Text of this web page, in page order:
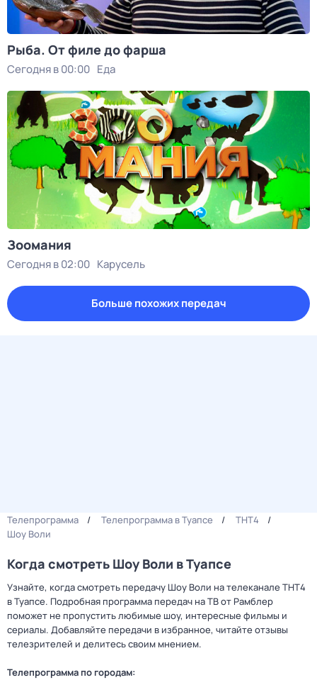
Рыба. От филе до фарша
Сегодня в 00:00 Еда
Зоомания
Сегодня в 02:00 Карусель
Больше похожих передач
Телепрограмма Телепрограмма в Туапсе
ТНТ4
Шоу Воли
Когда смотреть Шоу Воли в Туапсе
Узнайте, когда смотреть передачу Шоу Воли на телеканале ТНТ4
в Туапсе. Подробная программа передач на ТВ от Рамблер
поможет не пропустить любимые шоу, интересные фильмы и
сериалы. Добавляйте передачи в избранное, читайте отзывы
телезрителей и делитесь своим мнением.
Телепрограмма по городам: